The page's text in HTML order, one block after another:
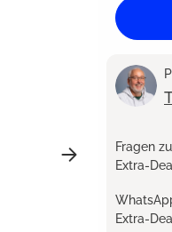
Fragen
Extra-
Extra-